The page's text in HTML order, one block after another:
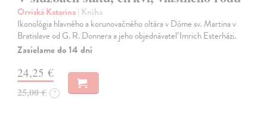
Orviská Katarína| Kniha
Ikonológia hlavného a korunovačného oltára v Dóme sv. Martina v
Bratislave od G. R. Donnera a jeho objednávateľ Imrich Esterházi.
Zasielame do 14 dní
24,25 €
25,00 € ?